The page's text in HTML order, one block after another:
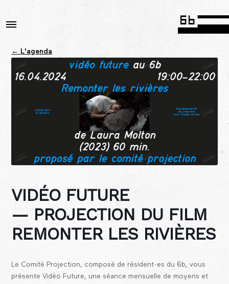
← L'agenda
VIDÉO FUTURE
— PROJECTION DU FILM
REMONTER LES RIVIÈRES
Le Comité Projection, composé de résident·es du 6b, vous
présente Vidéo Future, une séance mensuelle de moyens et